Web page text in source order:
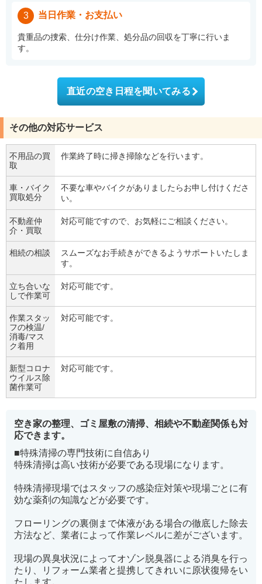
3 当日作業・お支払い
貴重品の捜索、仕分け作業、処分品の回収を丁寧に行いま
す。
直近の空き日程を聞いてみる
その他の対応サービス
不用品の買
取
作業終了時に掃き掃除などを行います。
車・バイク
買取処分
不要な車やバイクがありましたらお申し付けくださ
い。
不動産仲
介・買取
対応可能ですので、お気軽にご相談ください。
相続の相談
スムーズなお手続きができるようサポートいたしま
す。
立ち合いな
しで作業可
対応可能です。
作業スタッ
フの検温/
消毒/マス
ク着用
対応可能です。
新型コロナ
ウイルス除
菌作業可
対応可能です。
空き家の整理、ゴミ屋敷の清掃、相続や不動産関係も対
応できます。
■特殊清掃の専門技術に自信あり
特殊清掃は高い技術が必要である現場になります。
特殊清掃現場ではスタッフの感染症対策や現場ごとに有
効な薬剤の知識などが必要です。
フローリングの裏側まで体液がある場合の徹底した除去
方法など、業者によって作業レベルに差がございます。
現場の異臭状況によってオゾン脱臭器による消臭を行っ
たり、リフォーム業者と提携してきれいに原状復帰をい
たします。